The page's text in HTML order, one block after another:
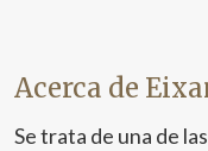
Acerca de
Se trata de una de